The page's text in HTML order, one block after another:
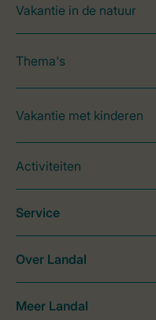
Vakantie in de natuur
Thema's
Vakantie met kinderen
Activiteiten
Service
Over Landal
Meer Landal